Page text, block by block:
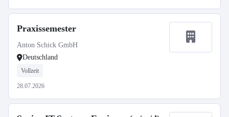
Praxissemester
Anton Schick GmbH
Deutschland
Vollzeit
28.07.2026